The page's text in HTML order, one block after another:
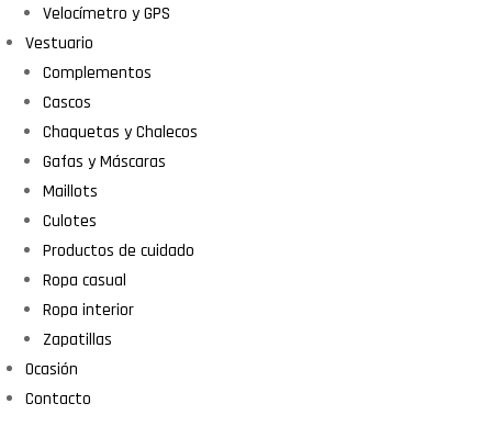
Velocímetro y GPS
Vestuario
Complementos
Cascos
Chaquetas y Chalecos
Gafas y Máscaras
Maillots
Culotes
Productos de cuidado
Ropa casual
Ropa interior
Zapatillas
Ocasión
Contacto